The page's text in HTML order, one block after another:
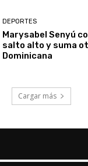
DEPORTES
Marysabel Senyú
salto alto y suma
Dominicana
Cargar más